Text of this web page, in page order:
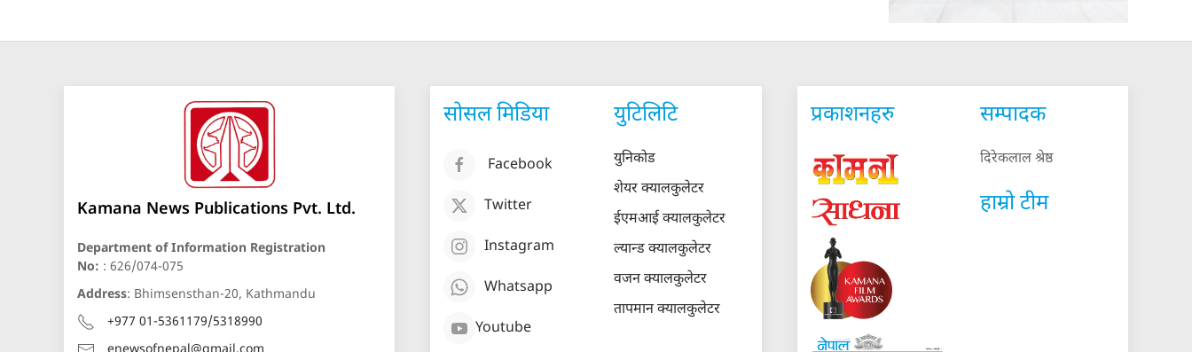
Kamana News Publications Pvt. Ltd.
Department of Information Registration
No: : 626/074-075
Address: Bhimsensthan-20, Kathmandu
+977 01-5361179/5318990
सोसल मिडिया
Facebook
Twitter
Instagram
Whatsapp
Youtube
युटिलिटि
युनिकोड
शेयर क्यालकुलेटर
ईएमआई क्यालकुलेटर
ल्यान्ड क्यालकुलेटर
वजन क्यालकुलेटर
तापमान क्यालकुलेटर
प्रकाशनहरु सम्पादक
दिरेकलाल श्रेष्ठ
हाम्रो टीम